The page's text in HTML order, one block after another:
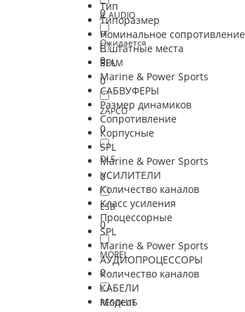
JL AUDIO
0
BLAM
0
ZAPCO
0
DLS
0
ESB
0
MOREL
0
RESOLUT
0
Ожидается
0
Тип
Типоразмер
Номинальное сопротивление
В штатные места
SPL
Marine & Power Sports
САБВУФЕРЫ
Размер динамиков
Сопротивление
Корпусные
SPL
Marine & Power Sports
УСИЛИТЕЛИ
Количество каналов
Класс усиления
Процессорные
SPL
Marine & Power Sports
АУДИОПРОЦЕССОРЫ
Количество каналов
КАБЕЛИ
Модель